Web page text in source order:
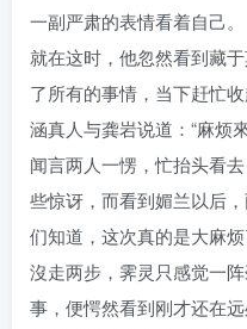
一副严肃的表情看着自己。
就在这时，他忽然看到藏
了所有的事情，当下赶忙
涵真人与龚岩说道：“麻烦
闻言两人一愣，忙抬头看
些惊讶，而看到媚兰以后
们知道，这次真的是大麻烦
沒走两步，霁灵只感觉一
事，便愕然看到刚才还在